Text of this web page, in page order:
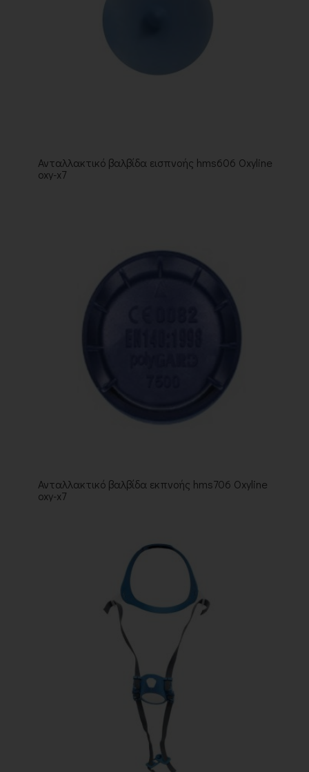
Ανταλλακτικό βαλβίδα εισπνοής hms606 Oxyline
oxy-x7
Ανταλλακτικό βαλβίδα εκπνοής hms706 Oxyline
oxy-x7